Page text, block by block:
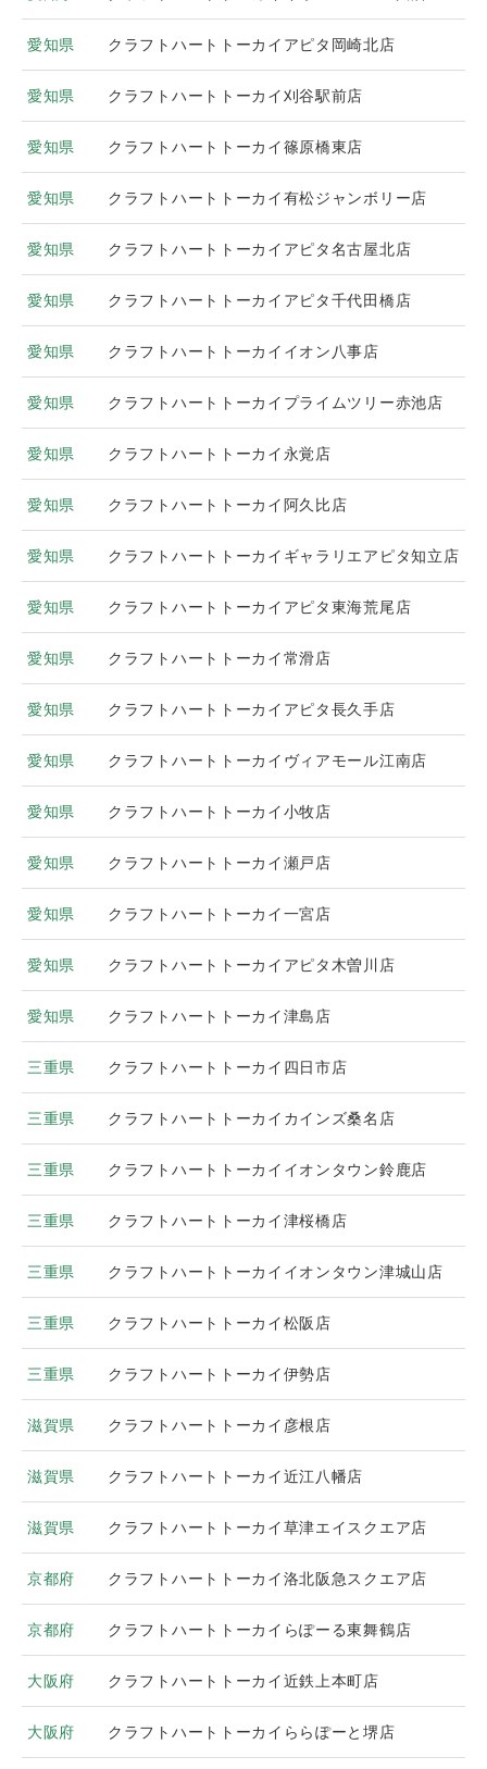
愛知県 クラフトハートトーカイアピタ岡崎北店
愛知県 クラフトハートトーカイ刈谷駅前店
愛知県 クラフトハートトーカイ篠原橋東店
愛知県 クラフトハートトーカイ有松ジャンボリー店
愛知県 クラフトハートトーカイアピタ名古屋北店
愛知県 クラフトハートトーカイアピタ千代田橋店
愛知県 クラフトハートトーカイイオン八事店
愛知県 クラフトハートトーカイプライムツリー赤池店
愛知県 クラフトハートトーカイ永覚店
愛知県 クラフトハートトーカイ阿久比店
愛知県 クラフトハートトーカイギャラリエアピタ知立店
愛知県 クラフトハートトーカイアピタ東海荒尾店
愛知県 クラフトハートトーカイ常滑店
愛知県 クラフトハートトーカイアピタ長久手店
愛知県 クラフトハートトーカイヴィアモール江南店
愛知県 クラフトハートトーカイ小牧店
愛知県 クラフトハートトーカイ瀬戸店
愛知県 クラフトハートトーカイ一宮店
愛知県 クラフトハートトーカイアピタ木曽川店
愛知県 クラフトハートトーカイ津島店
三重県 クラフトハートトーカイ四日市店
三重県 クラフトハートトーカイカインズ桑名店
三重県 クラフトハートトーカイイオンタウン鈴鹿店
三重県 クラフトハートトーカイ津桜橋店
三重県 クラフトハートトーカイイオンタウン津城山店
三重県 クラフトハートトーカイ松阪店
三重県 クラフトハートトーカイ伊勢店
滋賀県 クラフトハートトーカイ彦根店
滋賀県 クラフトハートトーカイ近江八幡店
滋賀県 クラフトハートトーカイ草津エイスクエア店
京都府 クラフトハートトーカイ洛北阪急スクエア店
京都府 クラフトハートトーカイらぽーる東舞鶴店
大阪府 クラフトハートトーカイ近鉄上本町店
大阪府 クラフトハートトーカイららぽーと堺店